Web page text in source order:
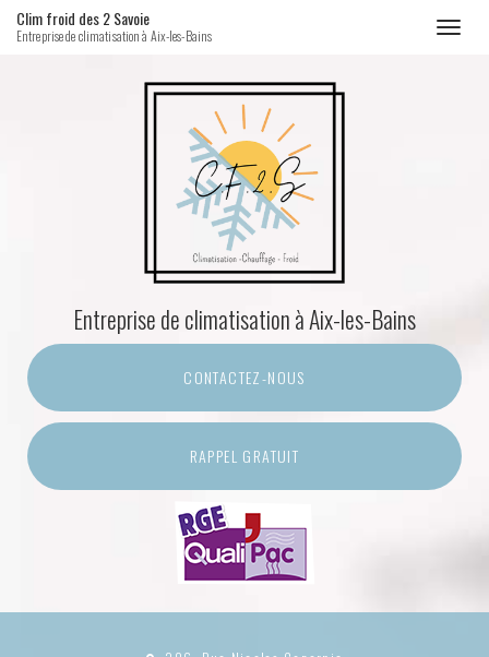
Clim froid des 2 Savoie
Entreprise de climatisation à Aix-les-Bains
Entreprise de climatisationà Aix-les-Bains
CONTACTEZ-NOUS
RAPPEL GRATUIT